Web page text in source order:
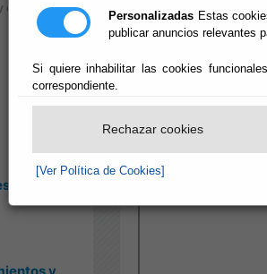
Personalizadas Estas
publicar anuncios relevantes
Si quiere inhabilitar las cookies
correspondiente.
Rechazar cookies
[Ver Política de Cookies]
contra la
Premio salud Ana